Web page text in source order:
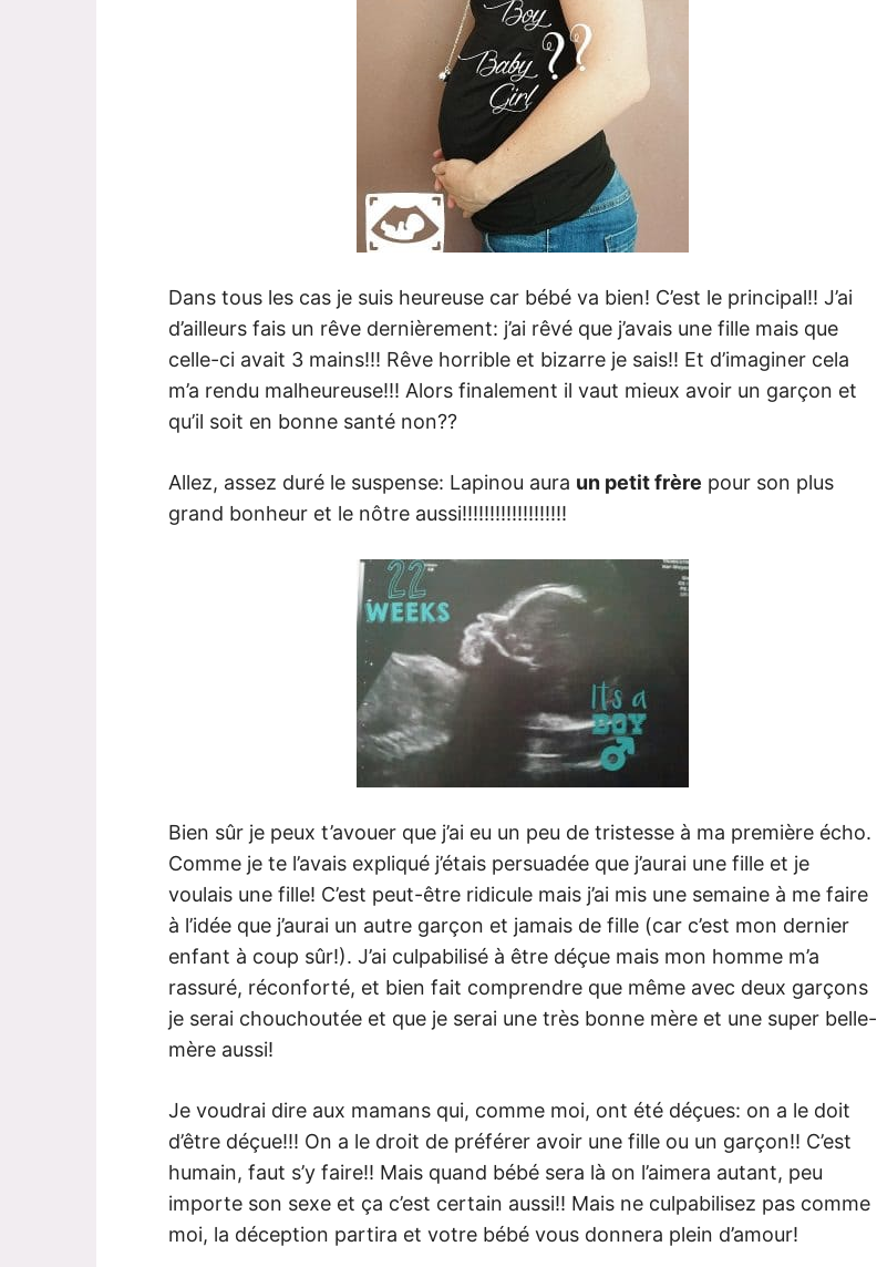
Dans tous les cas je suis heureuse car bébé va bien! C’est le principal!! J’ai
d’ailleurs fais un rêve dernièrement: j’ai rêvé que j’avais une fille mais que
celle-ci avait 3 mains!!! Rêve horrible et bizarre je sais!! Et d’imaginer cela
m’a rendu malheureuse!!! Alors finalement il vaut mieux avoir un garçon et
qu’il soit en bonne santé non??
Allez, assez duré le suspense: Lapinou aura un petit frère pour son plus
grand bonheur et le nôtre aussi!!!!!!!!!!!!!!!!!!!
Bien sûr je peux t’avouer que j’ai eu un peu de tristesse à ma première écho.
Comme je te l’avais expliqué j’étais persuadée que j’aurai une fille et je
voulais une fille! C’est peut-être ridicule mais j’ai mis une semaine à me faire
à l’idée que j’aurai un autre garçon et jamais de fille (car c’est mon dernier
enfant à coup sûr!). J’ai culpabilisé à être déçue mais mon homme m’a
rassuré, réconforté, et bien fait comprendre que même avec deux garçons
je serai chouchoutée et que je serai une très bonne mère et une super belle-
mère aussi!
Je voudrai dire aux mamans qui, comme moi, ont été déçues: on a le doit
d’être déçue!!! On a le droit de préférer avoir une fille ou un garçon!! C’est
humain, faut s’y faire!! Mais quand bébé sera là on l’aimera autant, peu
importe son sexe et ça c’est certain aussi!! Mais ne culpabilisez pas comme
moi, la déception partira et votre bébé vous donnera plein d’amour!